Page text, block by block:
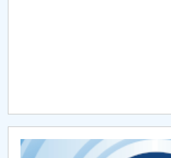
CAR2026